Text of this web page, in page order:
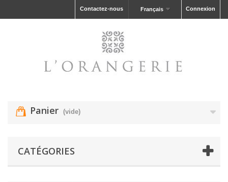
Connexion
Français
Contactez-nous
Panier (vide)
CATÉGORIES